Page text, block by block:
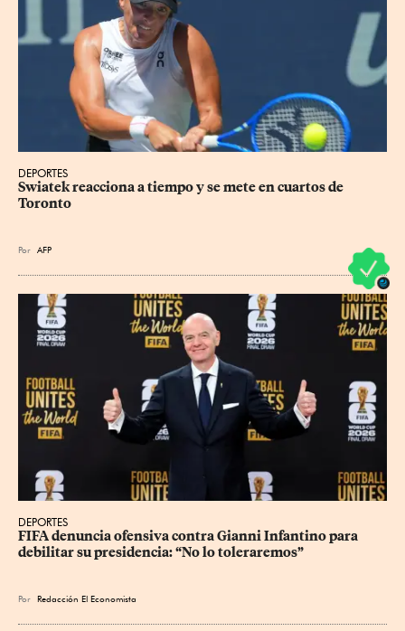
DEPORTES
Swiatek reacciona a tiempo y se mete en cuartos de
Toronto
Por AFP
DEPORTES
FIFA denuncia ofensiva contra Gianni Infantino para
debilitar su presidencia: “No lo toleraremos”
Por Redacción El Economista